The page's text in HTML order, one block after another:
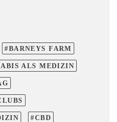
BARNEYS FARM
ALS MEDIZIN
CBD